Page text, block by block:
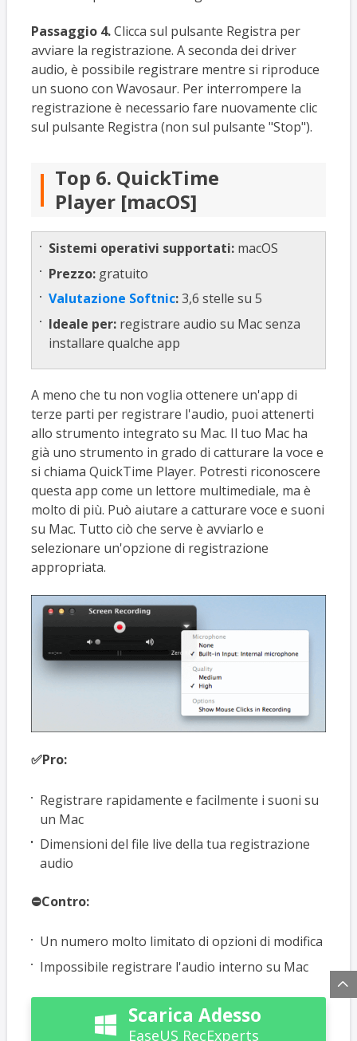
Passaggio 4.Clicca sul pulsante Registra per
avviare la registrazione. A seconda dei driver
audio, è possibile registrare mentre si riproduce
un suono con Wavosaur. Per interrompere la
registrazione è necessario fare nuovamente clic
sul pulsante Registra (non sul pulsante "Stop").
Top 6. QuickTime
Player [macOS]
Sistemi operativi supportati: macOS
Prezzo: gratuito
Valutazione Softnic:3,6 stelle su 5
Ideale per: registrare audio su Mac senza
installare qualche app
A meno che tu non voglia ottenere un'app di
terze parti per registrare l'audio, puoi attenerti
allo strumento integrato su Mac. Il tuo Mac ha
già uno strumento in grado di catturare la voce e
si chiama QuickTime Player. Potresti riconoscere
questa app come un lettore multimediale, ma è
molto di più. Può aiutare a catturare voce e suoni
su Mac. Tutto ciò che serve è avviarlo e
selezionare un'opzione di registrazione
appropriata.
✅Pro:
Registrare rapidamente e facilmente i suoni su
un Mac
Dimensioni del file live della tua registrazione
audio
⛔Contro:
Un numero molto limitato di opzioni di modifica
Impossibile registrare l'audio interno su Mac
 Scarica Adesso
EaseUS RecExperts
